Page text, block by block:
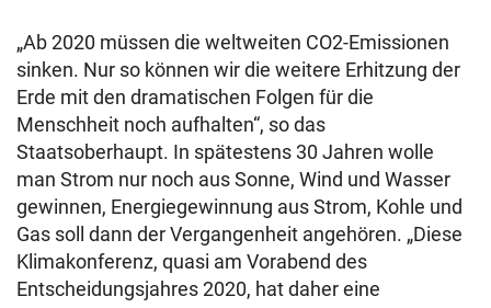
„Ab 2020 müssen die weltweiten CO2-Emissionen
sinken. Nur so können wir die weitere Erhitzung der
Erde mit den dramatischen Folgen für die
Menschheit noch aufhalten“, so das
Staatsoberhaupt. In spätestens 30 Jahren wolle
man Strom nur noch aus Sonne, Wind und Wasser
gewinnen, Energiegewinnung aus Strom, Kohle und
Gas soll dann der Vergangenheit angehören. „Diese
Klimakonferenz, quasi am Vorabend des
Entscheidungsjahres 2020, hat daher eine